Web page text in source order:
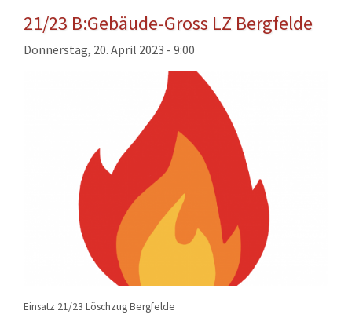
AKTUELLES
DOWNLOADS
KONTAKT
TECHNIK
EINSÄTZE
21/23 B:Gebäude-Gross LZ Bergfelde
Donnerstag, 20. April 2023 - 9:00
Einsatz 21/23 Löschzug Bergfelde